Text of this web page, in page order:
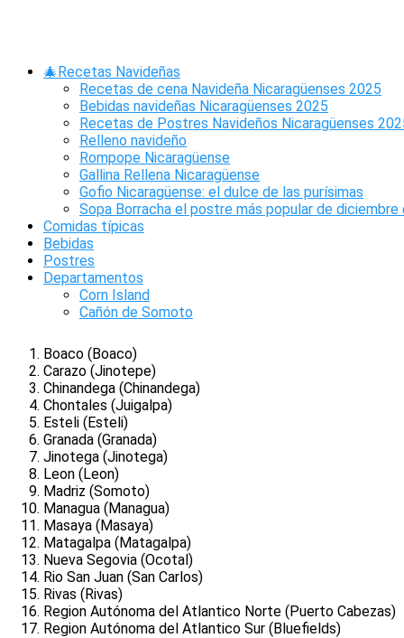
🎄Recetas Navideñas
Recetas de cena Navideña Nicaragüenses 2025
Bebidas navideñas Nicaragüenses 2025
Recetas de Postres Navideños Nicaragüenses
Relleno navideño
Rompope Nicaragüense
Gallina Rellena Nicaragüense
Gofio Nicaragüense: el dulce de las purísimas
Sopa Borracha el postre más popular de diciembre
Comidas típicas
Bebidas
Postres
Departamentos
Corn Island
Cañón de Somoto
Departamentos de Nicaragua
Nicaragua se encuentra actualmente organizada en 15
departamentos y 2 regiones autónomas, los cuales a su vez
se dividen en municipios con una cabecera departamental
respectivamente. Su ciudad capital se llama Managua y es
mejor conocida como La Novia del Xolotlán.
Estos son los departamentos y regiones autónomas de
Nicaragua:
Departamentos y Cabeceras
Departamentales:
Boaco (Boaco)
Carazo (Jinotepe)
Chinandega (Chinandega)
Chontales (Juigalpa)
Esteli (Esteli)
Granada (Granada)
Jinotega (Jinotega)
Leon (Leon)
Madriz (Somoto)
Managua (Managua)
Masaya (Masaya)
Matagalpa (Matagalpa)
Nueva Segovia (Ocotal)
Rio San Juan (San Carlos)
Rivas (Rivas)
Region Autónoma del Atlantico Norte (Puerto Cabezas)
Region Autónoma del Atlantico Sur (Bluefields)